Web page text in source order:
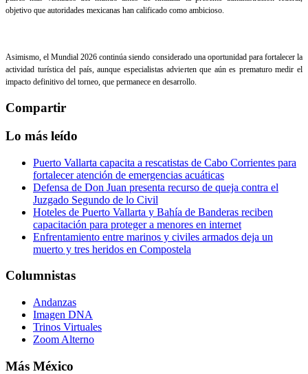
objetivo que autoridades mexicanas han calificado como ambicioso.
Asimismo, el Mundial 2026 continúa siendo considerado una oportunidad para fortalecer la
actividad turística del país, aunque especialistas advierten que aún es prematuro medir el
impacto definitivo del torneo, que permanece en desarrollo.
Compartir
Lo más leído
Puerto Vallarta capacita a rescatistas de Cabo Corrientes para
fortalecer atención de emergencias acuáticas
Defensa de Don Juan presenta recurso de queja contra el
Juzgado Segundo de lo Civil
Hoteles de Puerto Vallarta y Bahía de Banderas reciben
capacitación para proteger a menores en internet
Enfrentamiento entre marinos y civiles armados deja un
muerto y tres heridos en Compostela
Columnistas
Andanzas
Imagen DNA
Trinos Virtuales
Zoom Alterno
Más México